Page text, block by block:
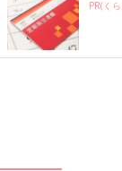
はなく、買ったも
在庫チェックは、
わなくてもいい
できます。スト
PR(く